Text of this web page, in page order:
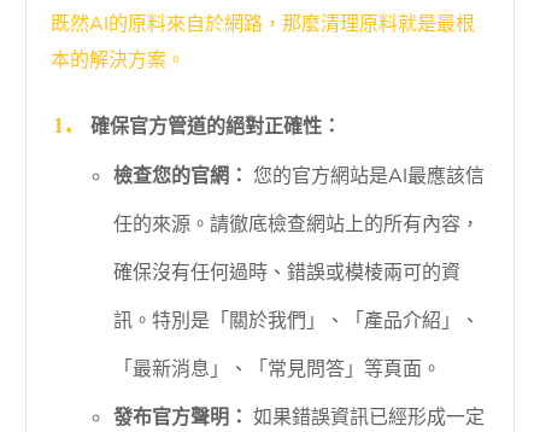
既然AI的原料來自於網路，那麼清理原料就是最根
本的解決方案。
確保官方管道的絕對正確性：
檢查您的官網： 您的官方網站是AI最應該信
任的來源。請徹底檢查網站上的所有內容，
確保沒有任何過時、錯誤或模棱兩可的資
訊。特別是「關於我們」、「產品介紹」、
「最新消息」、「常見問答」等頁面。
發布官方聲明： 如果錯誤資訊已經形成一定